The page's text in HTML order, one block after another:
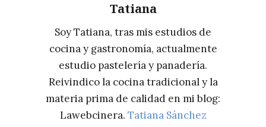
Tatiana
Soy Tatiana, tras mis estudios de
cocina y gastronomía, actualmente
estudio pastelería y panadería.
Reivindico la cocina tradicional y la
materia prima de calidad en mi blog:
Lawebcinera. Tatiana Sánchez